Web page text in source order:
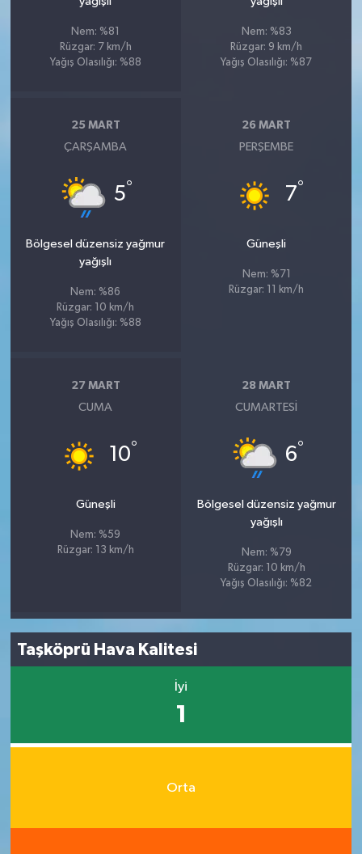
Nem: %81
Rüzgar: 7 km/h
Yağış Olasılığı: %88
Nem: %83
Rüzgar: 9 km/h
Yağış Olasılığı: %87
25 MART
ÇARŞAMBA
5°
Bölgesel düzensiz yağmur
yağışlı
Nem: %86
Rüzgar: 10 km/h
Yağış Olasılığı: %88
26 MART
PERŞEMBE
7°
Güneşli
Nem: %71
Rüzgar: 11 km/h
27 MART
CUMA
10°
Güneşli
Nem: %59
Rüzgar: 13 km/h
28 MART
CUMARTESI
6°
Bölgesel düzensiz yağmur
yağışlı
Nem: %79
Rüzgar: 10 km/h
Yağış Olasılığı: %82
Taşköprü Hava Kalitesi
İyi
1
Orta